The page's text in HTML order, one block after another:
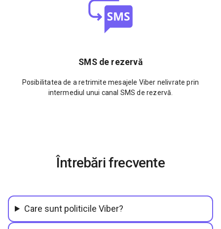
SMS de rezervă
Posibilitatea de a retrimite mesajele Viber nelivrate prin
intermediul unui canal SMS de rezervă.
Întrebări frecvente
Care sunt politicile Viber?